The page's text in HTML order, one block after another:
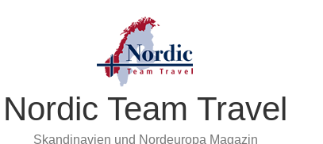
Nordic Team Travel
Skandinavien und Nordeuropa Magazin